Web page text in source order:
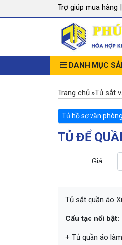
Trợ giúp mua hàng |
DANH MỤC
Trang chủ »Tủ sắt
Tủ hồ sơ văn phòng
TỦ ĐỂ
Giá
Tủ sắt quần áo
Cấu tạo nổi bật:
+ Tủ quần áo